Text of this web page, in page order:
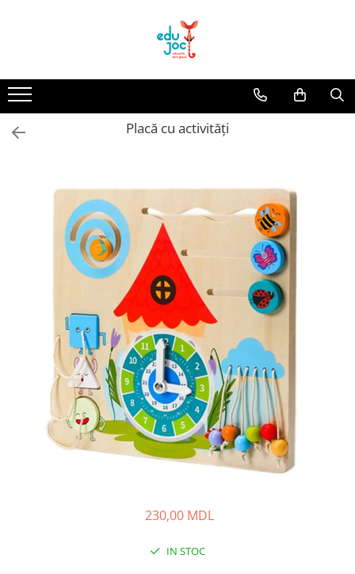
1-2 ani
3-4 ani
5-7 ani
Placă cu activități
230,00 MDL
IN STOC